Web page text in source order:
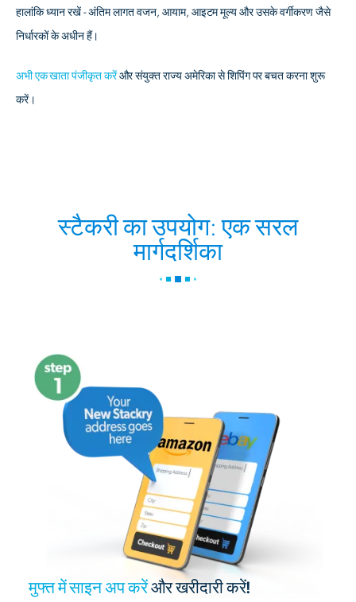
हालांकि ध्यान रखें - अंतिम लागत वजन, आयाम, आइटम मूल्य और उसके वर्गीकरण जैसे
निर्धारकों के अधीन हैं।
अभी एक खाता पंजीकृत करेंऔर संयुक्त राज्य अमेरिका से शिपिंग पर बचत करना शुरू
करें।
स्टैकरी का उपयोग: एक सरल
मार्गदर्शिका
मुफ्त में साइन अप करेंऔर खरीदारी करें!